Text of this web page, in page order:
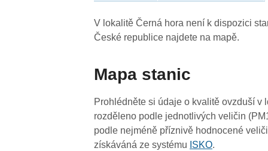
V lokalitě Černá hora není k dispozici
České republice najdete na mapě.
Mapa stanic
Prohlédněte si údaje o kvalitě ovzduší
rozděleno podle jednotlivých veličin
podle nejméně příznivě hodnocené
získáváná ze systému ISKO.